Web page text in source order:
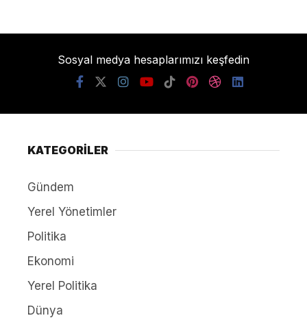
Sosyal medya hesaplarımızı keşfedin
KATEGORİLER
Gündem
Yerel Yönetimler
Politika
Ekonomi
Yerel Politika
Dünya